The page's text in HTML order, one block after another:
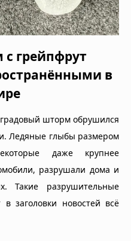
грейпфрут
в
шторм обрушился
Ледяные глыбы размером
даже крупнее
разрушали дома и
Такие разрушительные
заголовки новостей всё